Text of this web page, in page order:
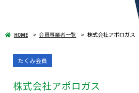
HOME 会員事業者一覧 株式会社アポロガス
株式会社アポロガス
たくみ会員